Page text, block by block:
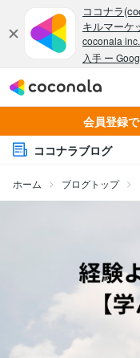
会員登録
ココナラブログ
ホーム ブログトップ